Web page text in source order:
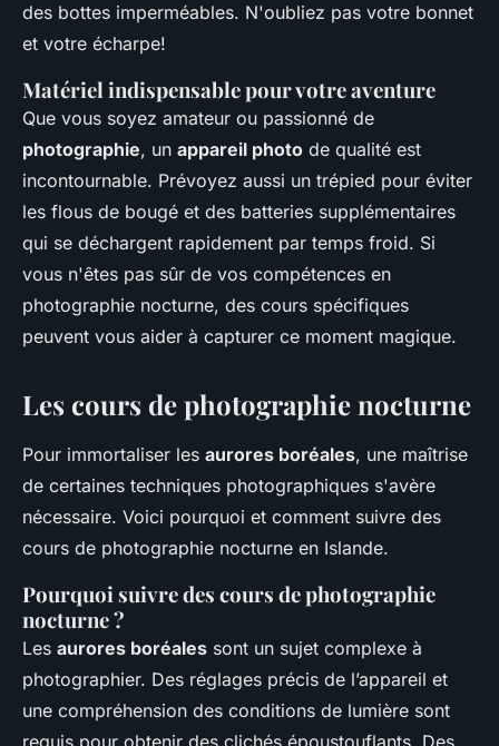
des bottes imperméables. N'oubliez pas votre bonnet
et votre écharpe!
Matériel indispensable pour votre aventure
Que vous soyez amateur ou passionné de
photographie, un appareil photo de qualité est
incontournable. Prévoyez aussi un trépied pour éviter
les flous de bougé et des batteries supplémentaires
qui se déchargent rapidement par temps froid. Si
vous n'êtes pas sûr de vos compétences en
photographie nocturne, des cours spécifiques
peuvent vous aider à capturer ce moment magique.
Les cours de photographie nocturne
Pour immortaliser les aurores boréales, une maîtrise
de certaines techniques photographiques s'avère
nécessaire. Voici pourquoi et comment suivre des
cours de photographie nocturne en Islande.
Pourquoi suivre des cours de photographie
nocturne ?
Les aurores boréales sont un sujet complexe à
photographier. Des réglages précis de l’appareil et
une compréhension des conditions de lumière sont